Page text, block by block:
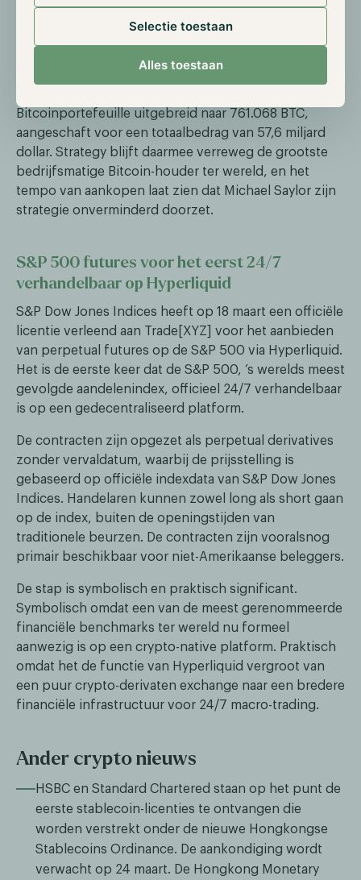
Selectie toestaan
Alles toestaan
beleggers aan te trekken die via preferente aandelen
indirect exposure willen aan Bitcoin. Het stabiele
rendement is erg interessant in de huidige
onzekerheid door de oorlog in het Midden-Oosten.
Bitcoinportefeuille uitgebreid naar 761.068 BTC,
aangeschaft voor een totaalbedrag van 57,6 miljard
dollar. Strategy blijft daarmee verreweg de grootste
bedrijfsmatige Bitcoin-houder ter wereld, en het
tempo van aankopen laat zien dat Michael Saylor zijn
strategie onverminderd doorzet.
S&P 500 futures voor het eerst 24/7
verhandelbaar op Hyperliquid
S&P Dow Jones Indices heeft op 18 maart een officiële
licentie verleend aan Trade[XYZ] voor het aanbieden
van perpetual futures op de S&P 500 via Hyperliquid.
Het is de eerste keer dat de S&P 500, ’s werelds meest
gevolgde aandelenindex, officieel 24/7 verhandelbaar
is op een gedecentraliseerd platform.
De contracten zijn opgezet als perpetual derivatives
zonder vervaldatum, waarbij de prijsstelling is
gebaseerd op officiële indexdata van S&P Dow Jones
Indices. Handelaren kunnen zowel long als short gaan
op de index, buiten de openingstijden van
traditionele beurzen. De contracten zijn vooralsnog
primair beschikbaar voor niet-Amerikaanse beleggers.
De stap is symbolisch en praktisch significant.
Symbolisch omdat een van de meest gerenommeerde
financiële benchmarks ter wereld nu formeel
aanwezig is op een crypto-native platform. Praktisch
omdat het de functie van Hyperliquid vergroot van
een puur crypto-derivaten exchange naar een bredere
financiële infrastructuur voor 24/7 macro-trading.
Ander crypto nieuws
HSBC en Standard Chartered staan op het punt de
eerste stablecoin-licenties te ontvangen die
worden verstrekt onder de nieuwe Hongkongse
Stablecoins Ordinance. De aankondiging wordt
verwacht op 24 maart. De Hongkong Monetary